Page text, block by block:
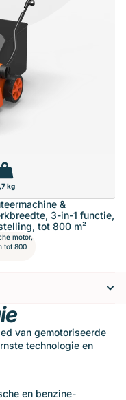
kg
&
3-in-1 functie,
tot 800 m²
motor,
tot 800
van gemotoriseerde
technologie en
en benzine-